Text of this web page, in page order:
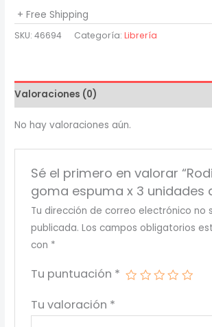
+ Free Shipping
SKU:46694 Categoría:Librería
Valoraciones (0)
No hay valoraciones aún.
Sé el primero en valorar
goma espuma x 3 unidades
Tu dirección de correo electrónico no
publicada. Los campos obligatorios
con *
Tu puntuación *
Tu valoración *